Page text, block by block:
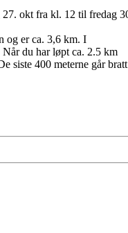
27. okt fra kl. 12 til fredag
og er ca. 3,6 km. I
Når du har løpt ca. 2.5 km
siste 400 meterne går bratt